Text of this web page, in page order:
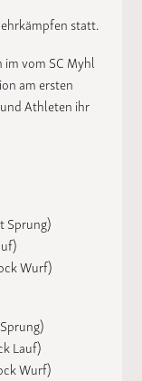
statt.
vom SC Myhl
am ersten
Athleten ihr
Sprung)
Wurf)
Lauf)
Wurf)